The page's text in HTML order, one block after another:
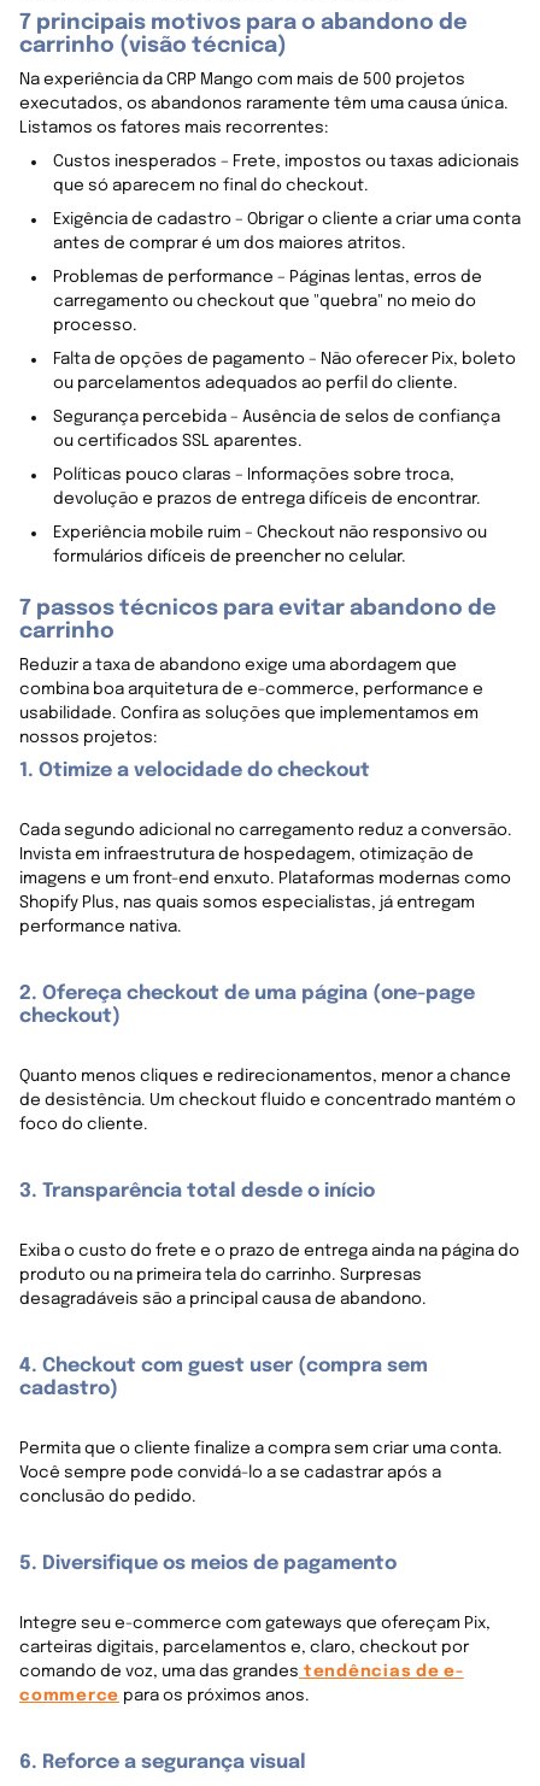
7 principais motivos para o abandono de
carrinho (visão técnica)
Na experiência da CRP Mango com mais de 500 projetos
executados, os abandonos raramente têm uma causa única.
Listamos os fatores mais recorrentes:
Custos inesperados – Frete, impostos ou taxas adicionais
que só aparecem no final do checkout.
Exigência de cadastro – Obrigar o cliente a criar uma conta
antes de comprar é um dos maiores atritos.
Problemas de performance – Páginas lentas, erros de
carregamento ou checkout que "quebra" no meio do
processo.
Falta de opções de pagamento – Não oferecer Pix, boleto
ou parcelamentos adequados ao perfil do cliente.
Segurança percebida – Ausência de selos de confiança
ou certificados SSL aparentes.
Políticas pouco claras – Informações sobre troca,
devolução e prazos de entrega difíceis de encontrar.
Experiência mobile ruim – Checkout não responsivo ou
formulários difíceis de preencher no celular.
7 passos técnicos para evitar abandono de
carrinho
Reduzir a taxa de abandono exige uma abordagem que
combina boa arquitetura de e-commerce, performance e
usabilidade. Confira as soluções que implementamos em
nossos projetos:
1. Otimize a velocidade do checkout
Cada segundo adicional no carregamento reduz a conversão.
Invista em infraestrutura de hospedagem, otimização de
imagens e um front-end enxuto. Plataformas modernas como
Shopify Plus, nas quais somos especialistas, já entregam
performance nativa.
2. Ofereça checkout de uma página (one-page
checkout)
Quanto menos cliques e redirecionamentos, menor a chance
de desistência. Um checkout fluido e concentrado mantém o
foco do cliente.
3. Transparência total desde o início
Exiba o custo do frete e o prazo de entrega ainda na página do
produto ou na primeira tela do carrinho. Surpresas
desagradáveis são a principal causa de abandono.
4. Checkout com guest user (compra sem
cadastro)
Permita que o cliente finalize a compra sem criar uma conta.
Você sempre pode convidá-lo a se cadastrar após a
conclusão do pedido.
5. Diversifique os meios de pagamento
Integre seu e-commerce com gateways que ofereçam Pix,
carteiras digitais, parcelamentos e, claro, checkout por
comando de voz, uma das grandes tendências de e-
commerce para os próximos anos.
6. Reforce a segurança visual